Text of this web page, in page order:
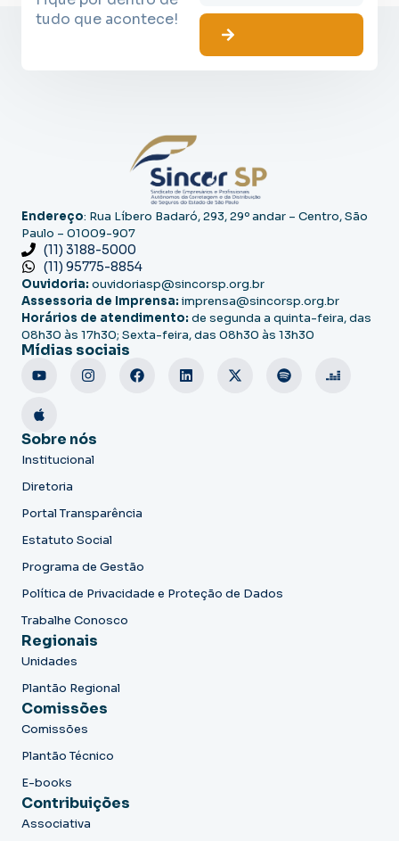
tudo que acontece!
Endereço: Rua Líbero Badaró, 293, 29º andar – Centro, São
Paulo – 01009-907
(11) 3188-5000
(11) 95775-8854
Ouvidoria: ouvidoriasp@sincorsp.org.br
Assessoria de Imprensa: imprensa@sincorsp.org.br
Horários de atendimento: de segunda a quinta-feira, das
08h30 às 17h30; Sexta-feira, das 08h30 às 13h30
Mídias sociais
Sobre nós
Institucional
Diretoria
Portal Transparência
Estatuto Social
Programa de Gestão
Política de Privacidade e Proteção de Dados
Trabalhe Conosco
Regionais
Unidades
Plantão Regional
Comissões
Comissões
Plantão Técnico
E-books
Contribuições
Associativa